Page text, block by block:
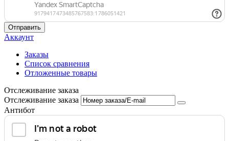
Отправить
Аккаунт
Заказы
Список сравнения
Отложенные товары
Отслеживание заказа
Отслеживание заказа
Антибот